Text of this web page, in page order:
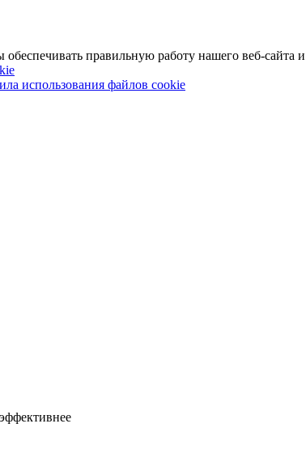
правильную работу нашего веб-сайта и
использования файлов cookie